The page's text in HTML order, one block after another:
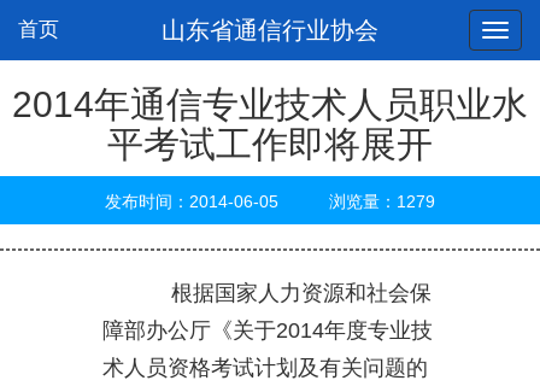
首页 山东省通信行业协会
2014年通信专业技术人员职业水
平考试工作即将展开
发布时间：2014-06-05 浏览量：1279
根据国家人力资源和社会保
障部办公厅《关于2014年度专业技
术人员资格考试计划及有关问题的